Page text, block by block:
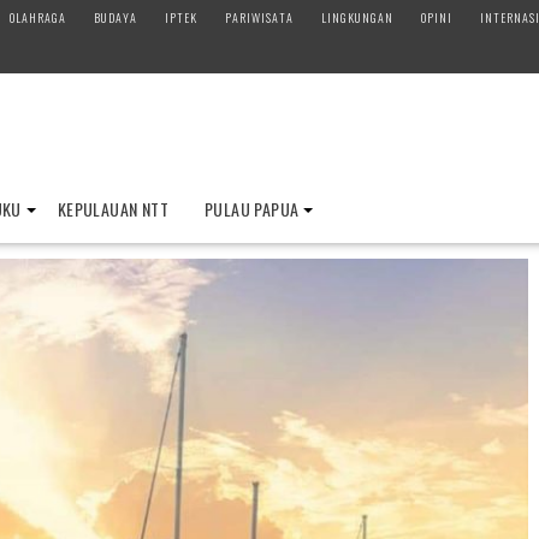
OLAHRAGA BUDAYA IPTEK PARIWISATA LINGKUNGAN OPINI
KEPULAUAN NTT PULAU PAPUA